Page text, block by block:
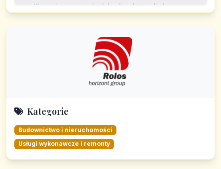
Kategorie
Budownictwo i nieruchomości
Usługi wykonawcze i remonty